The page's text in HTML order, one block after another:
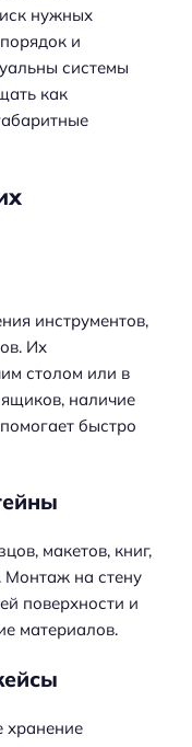
нужных
и
системы
как
инструментов,
Их
столом или в
наличие
быстро
макетов, книг,
Монтаж на стену
поверхности и
материалов.
хранение